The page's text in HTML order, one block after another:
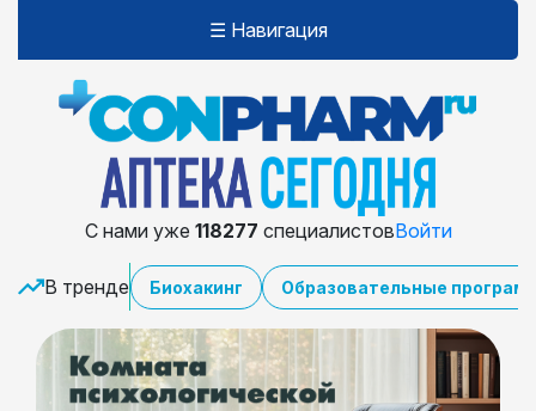
☰ Навигация
С нами уже 118277 специалистовВойти
В тренде Биохакинг Образовательные